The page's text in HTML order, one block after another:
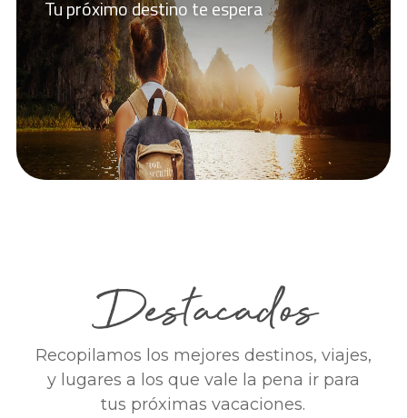
Tu próximo destino te espera
Recopilamos los mejores destinos, viajes,
y lugares a los que vale la pena ir para
tus próximas vacaciones.